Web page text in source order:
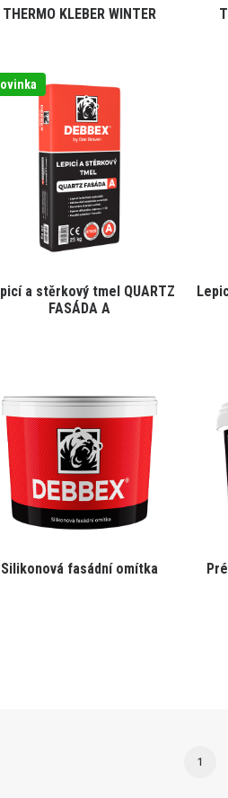
THERMO KLEBER WINTER
a stěrkový tmel QUARTZ
FASÁDA A
Silikonová fasádní omítka
1